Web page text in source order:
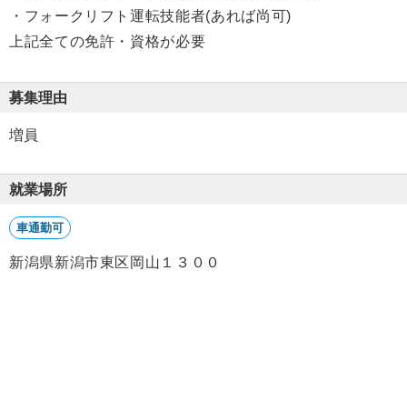
・フォークリフト運転技能者(あれば尚可)
上記全ての免許・資格が必要
募集理由
増員
就業場所
車通勤可
新潟県新潟市東区岡山１３００